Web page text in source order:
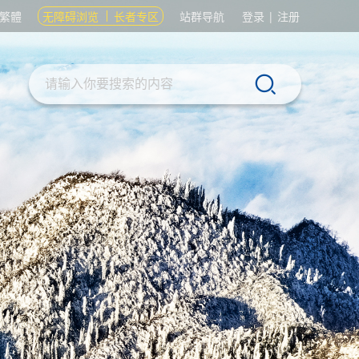
繁體 无障碍浏览 长者专区 站群导航 登录 | 注册